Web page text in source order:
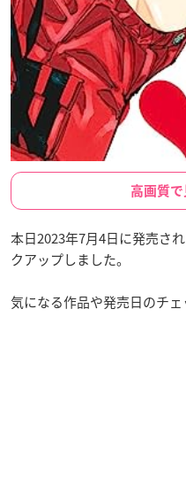
高画質
本日2023年7月4日に発売さ
クアップしました。
気になる作品や発売日のチ